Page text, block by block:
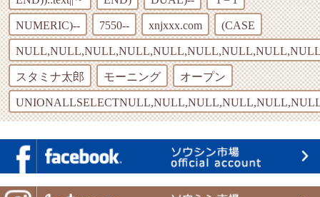
NUMERIC)-- 7550-- xnjxxx.com (CASE
スタミナ太郎 モーニング オープン